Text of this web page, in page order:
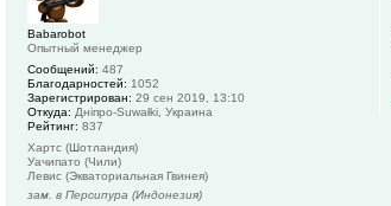
Babarobot
Опытный менеджер
Сообщений: 487
Благодарностей: 1052
Зарегистрирован: 29 сен 2019, 13:10
Откуда: Дніпро-Suwałki, Украина
Рейтинг: 837
Хартс (Шотландия)
Уачипато (Чили)
Левис (Экваториальная Гвинея)
зам. в Персипура (Индонезия)